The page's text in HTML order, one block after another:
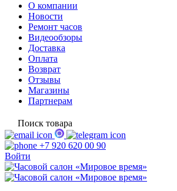
О компании
Новости
Ремонт часов
Видеообзоры
Доставка
Оплата
Возврат
Отзывы
Магазины
Партнерам
Поиск товара
+7 920 620 00 90
Войти